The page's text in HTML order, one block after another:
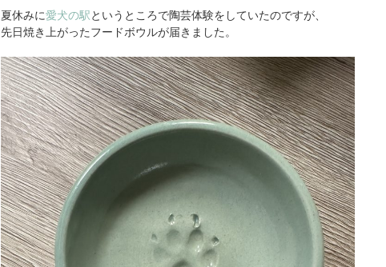
夏休みに愛犬の駅というところで陶芸体験をしていたのですが、
先日焼き上がったフードボウルが届きました。